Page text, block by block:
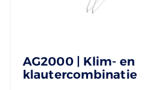
AG2000 | Klim- en
klautercombinatie